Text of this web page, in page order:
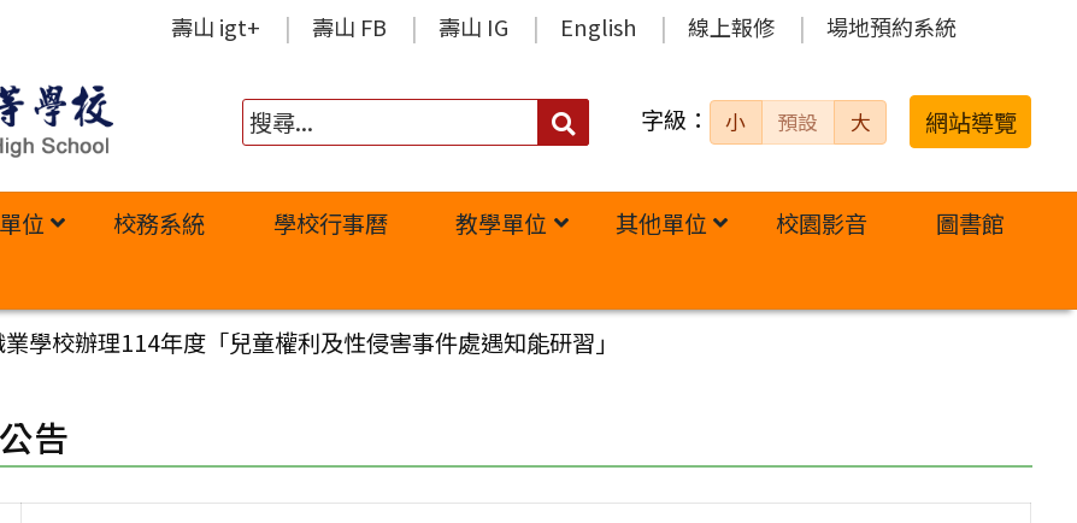
壽山 igt+ 壽山 FB 壽山 IG English 線上報修 場地預約系統
搜
字級： 小 預設 大 網站導覽
位 校務系統 學校行事曆 教學單位 其他單位 校園影音
圖書館
學校辦理114年度「兒童權利及性侵害事件處遇知能研習」
告